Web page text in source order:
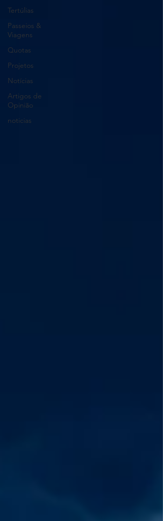
Tertúlias
Passeios &
Viagens
Quotas
Projetos
Notícias
Artigos de
Opinião
noticias